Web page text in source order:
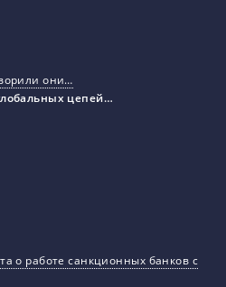
они…
цепей…
о работе санкционных банков с